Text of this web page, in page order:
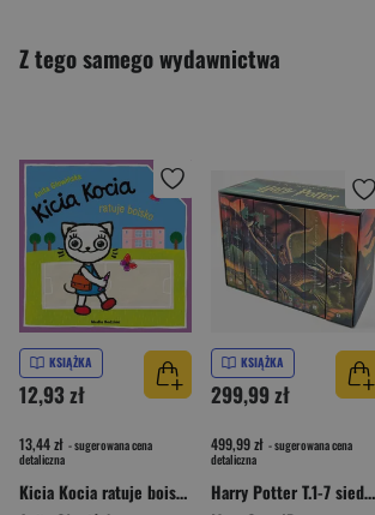
Z tego samego wydawnictwa
KSIĄŻKA
12,93 zł
13,44 zł - sugerowana cena
detaliczna
Kicia Kocia ratuje boisko. Kicia Kocia
KSIĄŻKA
299,99 zł
499,99 zł - sugerowana cena
detaliczna
Harry Potter T.1-7 siedmiopak w.jubileuszowe